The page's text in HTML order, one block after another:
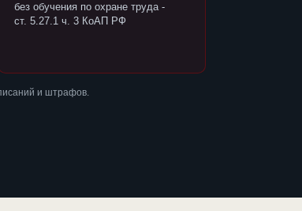
без обучения по охране труда -
ст. 5.27.1 ч. 3 КоАП РФ
и штрафов.